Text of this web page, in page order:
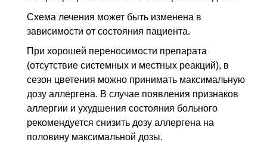
Схема лечения может быть изменена в
зависимости от состояния пациента.
При хорошей переносимости препарата
(отсутствие системных и местных реакций), в
сезон цветения можно принимать максимальную
дозу аллергена. В случае появления признаков
аллергии и ухудшения состояния больного
рекомендуется снизить дозу аллергена на
половину максимальной дозы.